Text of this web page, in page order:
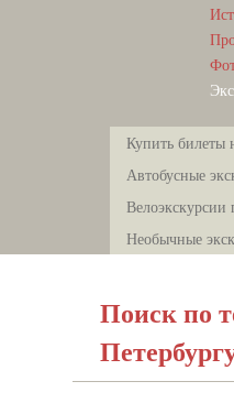
Купить билеты
Автобусные
Велоэкскурсии
Необычные
Поиск по